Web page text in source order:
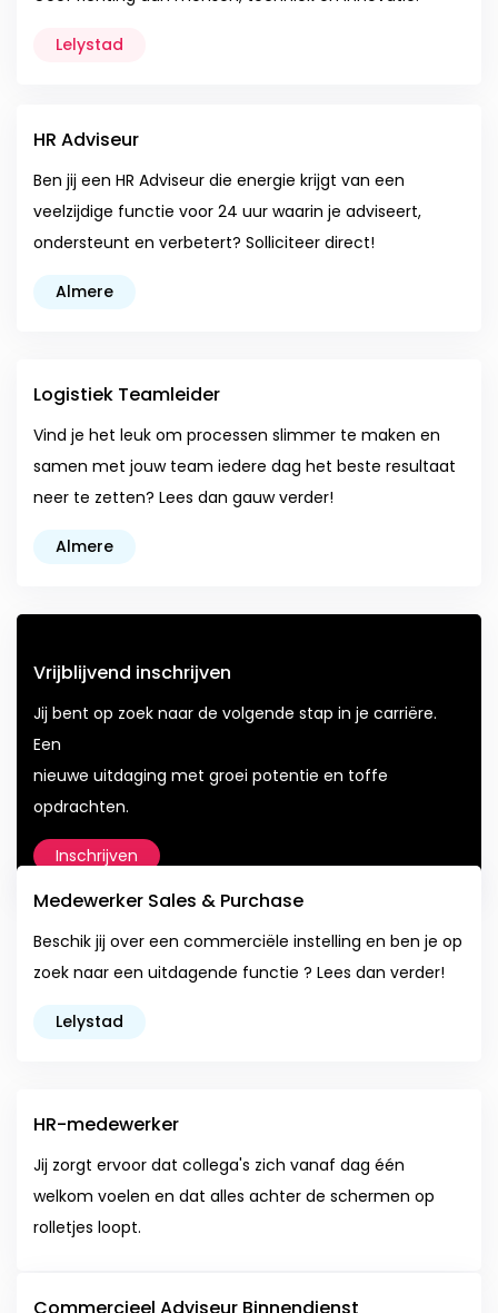
Lelystad
HR Adviseur
Ben jij een HR Adviseur die energie krijgt van een
veelzijdige functie voor 24 uur waarin je adviseert,
ondersteunt en verbetert? Solliciteer direct!
Almere
Logistiek Teamleider
Vind je het leuk om processen slimmer te maken en
samen met jouw team iedere dag het beste resultaat
neer te zetten? Lees dan gauw verder!
Almere
Vrijblijvend inschrijven
Jij bent op zoek naar de volgende stap in je carriëre.
Een
nieuwe uitdaging met groei potentie en toffe
opdrachten.
Inschrijven
Medewerker Sales & Purchase
Beschik jij over een commerciële instelling en ben je op
zoek naar een uitdagende functie ? Lees dan verder!
Lelystad
HR-medewerker
Jij zorgt ervoor dat collega's zich vanaf dag één
welkom voelen en dat alles achter de schermen op
rolletjes loopt.